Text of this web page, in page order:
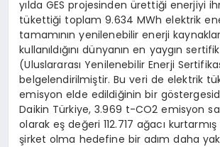
yılda GES projesinden ürettiği enerjiyi
tükettiği toplam 9.634 MWh elektrik
tamamının yenilenebilir enerji
kullanıldığını dünyanın en yaygın
(Uluslararası Yenilenebilir Enerji
belgelendirilmiştir. Bu veri de elektrik
emisyon elde edildiğinin bir
Daikin Türkiye, 3.969 t-CO2 emisyon
olarak eş değeri 112.717 ağacı
şirket olma hedefine bir adım daha